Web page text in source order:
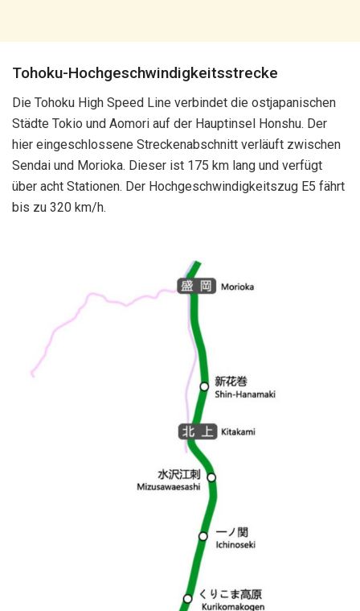
Tohoku-Hochgeschwindigkeitsstrecke
Die Tohoku High Speed ​​Line verbindet die ostjapanischen
Städte Tokio und Aomori auf der Hauptinsel Honshu. Der
hier eingeschlossene Streckenabschnitt verläuft zwischen
Sendai und Morioka. Dieser ist 175 km lang und verfügt
über acht Stationen. Der Hochgeschwindigkeitszug E5 fährt
bis zu 320 km/h.